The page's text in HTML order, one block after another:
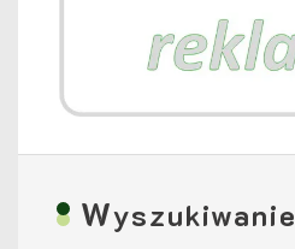
Wyszukiwanie